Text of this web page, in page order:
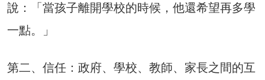
說：「當孩子離開學校的時候，他還希望再多學
一點。」
第二、信任：政府、學校、教師、家長之間的互